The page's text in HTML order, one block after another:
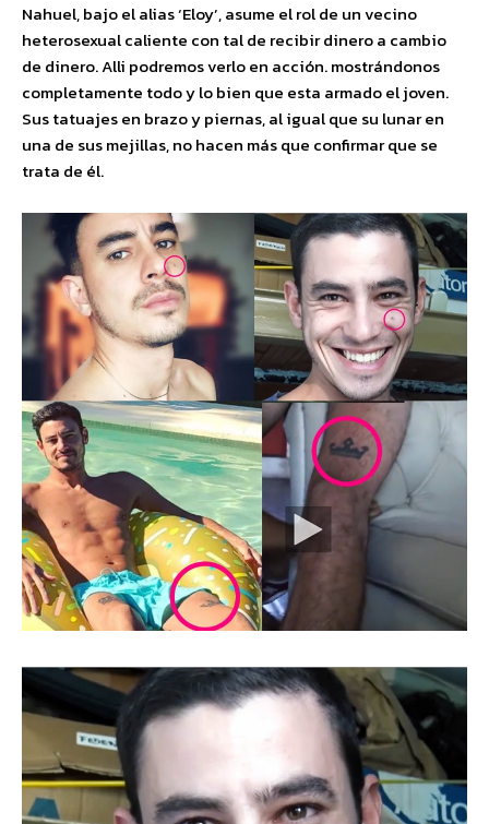
Nahuel, bajo el alias ‘Eloy’, asume el rol de un vecino
heterosexual caliente con tal de recibir dinero a cambio
de dinero. Alli podremos verlo en acción. mostrándonos
completamente todo y lo bien que esta armado el joven.
Sus tatuajes en brazo y piernas, al igual que su lunar en
una de sus mejillas, no hacen más que confirmar que se
trata de él.